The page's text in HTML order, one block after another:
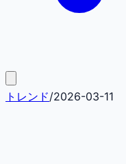
トレンド/2026-03-11